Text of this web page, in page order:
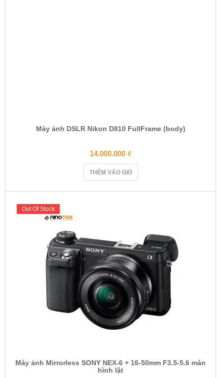
Máy ảnh DSLR Nikon D810 FullFrame (body)
14.000.000 ₫
THÊM VÀO GIỎ
Out Of Stock
Out Of Stock
Máy ảnh Mirrorless SONY NEX-6 + 16-50mm F3.5-5.6 màn
hình lật